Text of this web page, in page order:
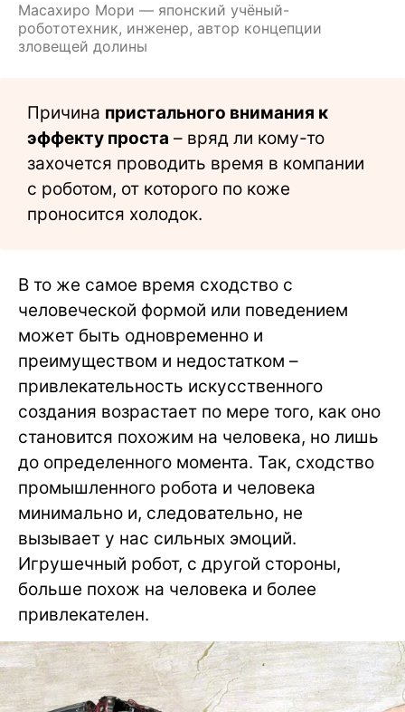
Масахиро Мори — японский учёный-
робототехник, инженер, автор концепции
зловещей долины
Причина пристального внимания к
эффекту проста – вряд ли кому-то
захочется проводить время в компании
с роботом, от которого по коже
проносится холодок.
В то же самое время сходство с
человеческой формой или поведением
может быть одновременно и
преимуществом и недостатком –
привлекательность искусственного
создания возрастает по мере того, как оно
становится похожим на человека, но лишь
до определенного момента. Так, сходство
промышленного робота и человека
минимально и, следовательно, не
вызывает у нас сильных эмоций.
Игрушечный робот, с другой стороны,
больше похож на человека и более
привлекателен.